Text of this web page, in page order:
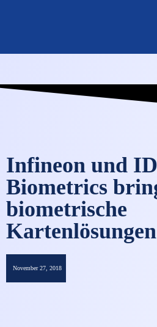
Infineon und
Biometrics
biometrische
November 27, 2018